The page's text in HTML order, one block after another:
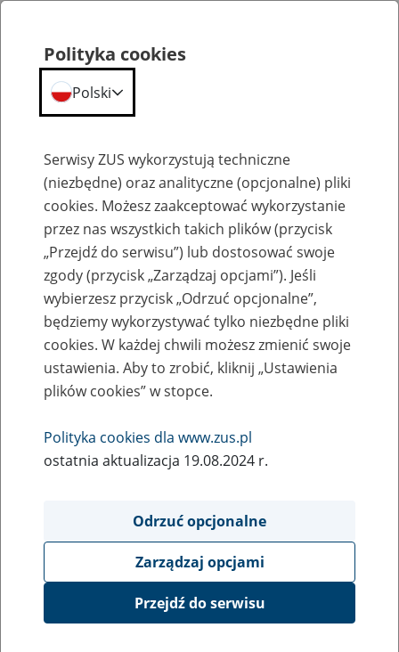
Szkolenia
Zaproś ZUS do siebie - zakładanie profili
eZUS w siedzibie Twojej firmy
Rodzaj wydarzenia
Szkolenia
Obszar merytoryczny
obsługa klientów
Opis wydarzenia
Platforma Usług Elektronicznych ZUS eZUS
Polityka cookies
Polski
Serwisy ZUS wykorzystują techniczne
(niezbędne) oraz analityczne (opcjonalne) pliki
cookies. Możesz zaakceptować wykorzystanie
przez nas wszystkich takich plików (przycisk
„Przejdź do serwisu”) lub dostosować swoje
zgody (przycisk „Zarządzaj opcjami”). Jeśli
wybierzesz przycisk „Odrzuć opcjonalne”,
będziemy wykorzystywać tylko niezbędne pliki
cookies. W każdej chwili możesz zmienić swoje
ustawienia. Aby to zrobić, kliknij „Ustawienia
plików cookies” w stopce.
Polityka cookies dla www.zus.pl
ostatnia aktualizacja 19.08.2024 r.
Odrzuć opcjonalne
Zarządzaj opcjami
Przejdź do serwisu